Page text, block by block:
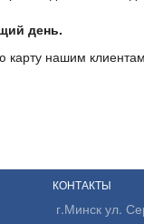
день.
карту нашим
КОНТАКТЫ
г.Минск ул.